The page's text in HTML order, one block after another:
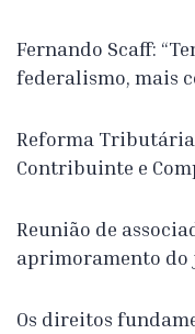
Fernando Scaff:
federalismo, mais
Reforma
Contribuinte e
Reunião de
aprimoramento
Os direitos